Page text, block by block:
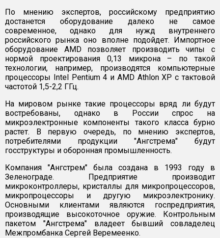
По мнению экспертов, российскому предприятию
достанется оборудование далеко не самое
современное, однако для нужд внутреннего
российского рынка оно вполне подойдет. Импортное
оборудование AMD позволяет производить чипы с
нормой проектирования 0,13 микрона – по такой
технологии, например, производятся компьютерные
процессоры Intel Pentium 4 и AMD Athlon XP с тактовой
частотой 1,5-2,2 ГГц.
На мировом рынке такие процессоры вряд ли будут
востребованы, однако в России спрос на
микроэлектронные компоненты такого класса бурно
растет. В первую очередь, по мнению экспертов,
потребителями продукции "Ангстрема" будут
госструктуры и оборонная промышленность.
Компания "Ангстрем" была создана в 1993 году в
Зеленограде. Предприятие производит
микроконтроллеры, кристаллы для микропроцессоров,
микропроцессоры и другую микроэлектронику.
Основными клиентами являются госпредприятия,
производящие высокоточное оружие. Контрольным
пакетом "Ангстрема" владеет бывший совладелец
Межпромбанка Сергей Веремеенко.